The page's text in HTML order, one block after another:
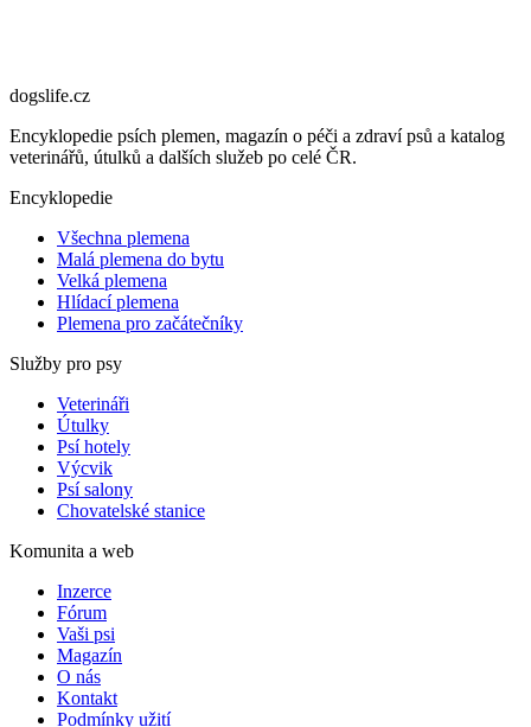
dogslife.cz
Encyklopedie psích plemen, magazín o péči a zdraví psů a katalog
veterinářů, útulků a dalších služeb po celé ČR.
Encyklopedie
Všechna plemena
Malá plemena do bytu
Velká plemena
Hlídací plemena
Plemena pro začátečníky
Služby pro psy
Veterináři
Útulky
Psí hotely
Výcvik
Psí salony
Chovatelské stanice
Komunita a web
Inzerce
Fórum
Vaši psi
Magazín
O nás
Kontakt
Podmínky užití